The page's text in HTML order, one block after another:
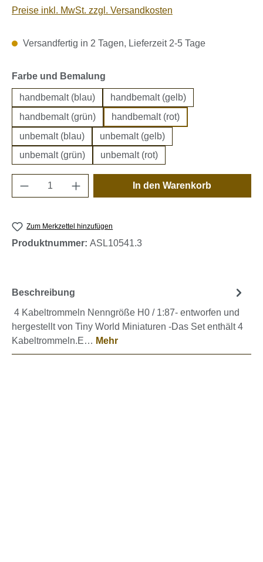
Preise inkl. MwSt. zzgl. Versandkosten
Versandfertig in 2 Tagen, Lieferzeit 2-5 Tage
Farbe und Bemalung
handbemalt (blau)
handbemalt (gelb)
handbemalt (grün)
handbemalt (rot)
unbemalt (blau)
unbemalt (gelb)
unbemalt (grün)
unbemalt (rot)
Produkt Anzahl: Gib den gewünschten
In den Warenkorb
Zum Merkzettel hinzufügen
Produktnummer: ASL10541.3
Beschreibung
4 Kabeltrommeln Nenngröße H0 / 1:87- entworfen und
hergestellt von Tiny World Miniaturen -Das Set enthält 4
Kabeltrommeln.E… Mehr